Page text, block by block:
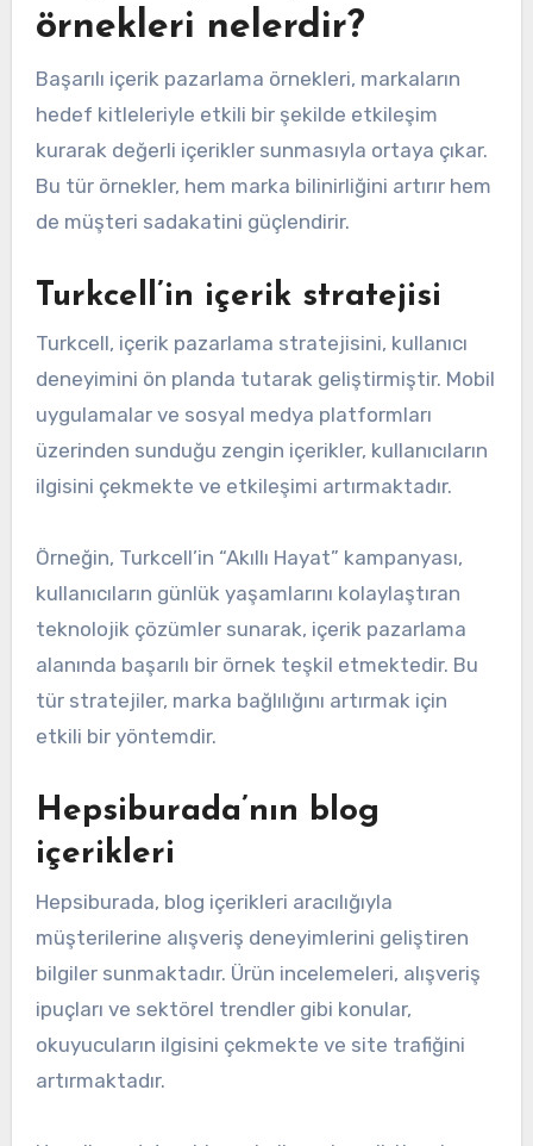
örnekleri nelerdir?
Başarılı içerik pazarlama örnekleri, markaların
hedef kitleleriyle etkili bir şekilde etkileşim
kurarak değerli içerikler sunmasıyla ortaya çıkar.
Bu tür örnekler, hem marka bilinirliğini artırır hem
de müşteri sadakatini güçlendirir.
Turkcell’in içerik stratejisi
Turkcell, içerik pazarlama stratejisini, kullanıcı
deneyimini ön planda tutarak geliştirmiştir. Mobil
uygulamalar ve sosyal medya platformları
üzerinden sunduğu zengin içerikler, kullanıcıların
ilgisini çekmekte ve etkileşimi artırmaktadır.
Örneğin, Turkcell’in “Akıllı Hayat” kampanyası,
kullanıcıların günlük yaşamlarını kolaylaştıran
teknolojik çözümler sunarak, içerik pazarlama
alanında başarılı bir örnek teşkil etmektedir. Bu
tür stratejiler, marka bağlılığını artırmak için
etkili bir yöntemdir.
Hepsiburada’nın blog
içerikleri
Hepsiburada, blog içerikleri aracılığıyla
müşterilerine alışveriş deneyimlerini geliştiren
bilgiler sunmaktadır. Ürün incelemeleri, alışveriş
ipuçları ve sektörel trendler gibi konular,
okuyucuların ilgisini çekmekte ve site trafiğini
artırmaktadır.